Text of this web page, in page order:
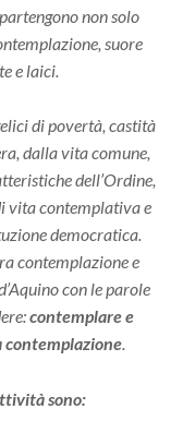
non solo
suore
e laici.
di povertà, castità
dalla vita comune,
dell’Ordine,
vita contemplativa e
democratica.
contemplazione e
con le parole
contemplare e
.
sono: